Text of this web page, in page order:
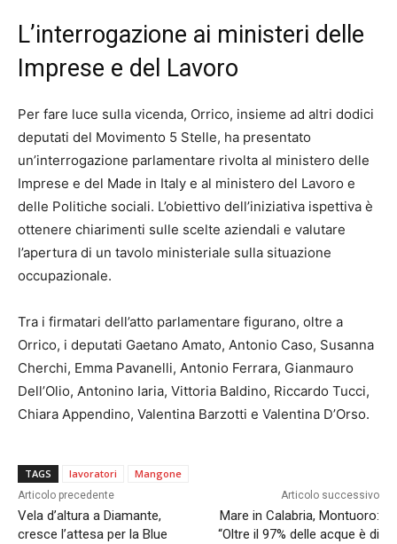
L’interrogazione ai ministeri delle
Imprese e del Lavoro
Per fare luce sulla vicenda, Orrico, insieme ad altri dodici
deputati del Movimento 5 Stelle, ha presentato
un’interrogazione parlamentare rivolta al ministero delle
Imprese e del Made in Italy e al ministero del Lavoro e
delle Politiche sociali. L’obiettivo dell’iniziativa ispettiva è
ottenere chiarimenti sulle scelte aziendali e valutare
l’apertura di un tavolo ministeriale sulla situazione
occupazionale.
Tra i firmatari dell’atto parlamentare figurano, oltre a
Orrico, i deputati Gaetano Amato, Antonio Caso, Susanna
Cherchi, Emma Pavanelli, Antonio Ferrara, Gianmauro
Dell’Olio, Antonino Iaria, Vittoria Baldino, Riccardo Tucci,
Chiara Appendino, Valentina Barzotti e Valentina D’Orso.
TAGS lavoratori Mangone
Articolo precedente
Vela d’altura a Diamante,
cresce l’attesa per la Blue
Articolo successivo
Mare in Calabria, Montuoro:
“Oltre il 97% delle acque è di